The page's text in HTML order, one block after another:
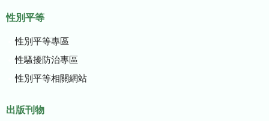
性別平等
性別平等專區
性騷擾防治專區
性別平等相關網站
出版刊物